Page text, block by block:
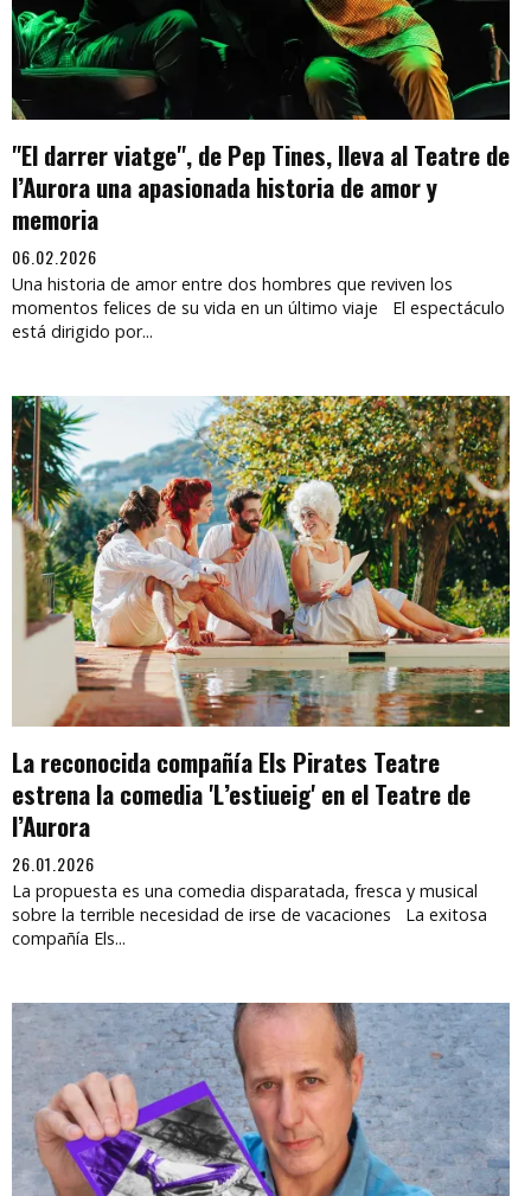
"El darrer viatge", de Pep Tines, lleva al Teatre de
l’Aurora una apasionada historia de amor y
memoria
06.02.2026
Una historia de amor entre dos hombres que reviven los
momentos felices de su vida en un último viaje El espectáculo
está dirigido por...
La reconocida compañía Els Pirates Teatre
estrena la comedia 'L’estiueig' en el Teatre de
l’Aurora
26.01.2026
La propuesta es una comedia disparatada, fresca y musical
sobre la terrible necesidad de irse de vacaciones La exitosa
compañía Els...